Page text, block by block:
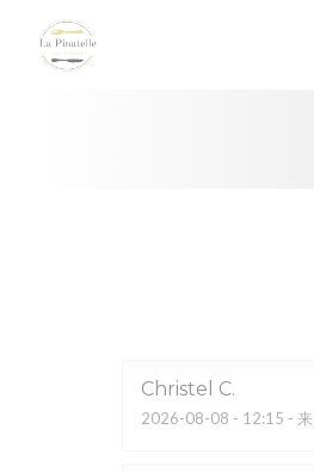
Cookie管理面板
Christel C
2026-08-08 - 12:15 -